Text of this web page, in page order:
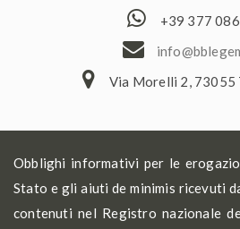
+39 377
elbb@
ofni
Via Morelli 2, 73055
Obblighi informativi per le
Stato e gli aiuti de minimis ricevuti
contenuti nel Registro nazionale